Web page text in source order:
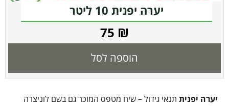
יערה יפנית 10 ליטר
75 ₪
הוספה לסל
יערה יפנית תנאי גידול – שיח מטפס המוכר גם בשם לוניצרה